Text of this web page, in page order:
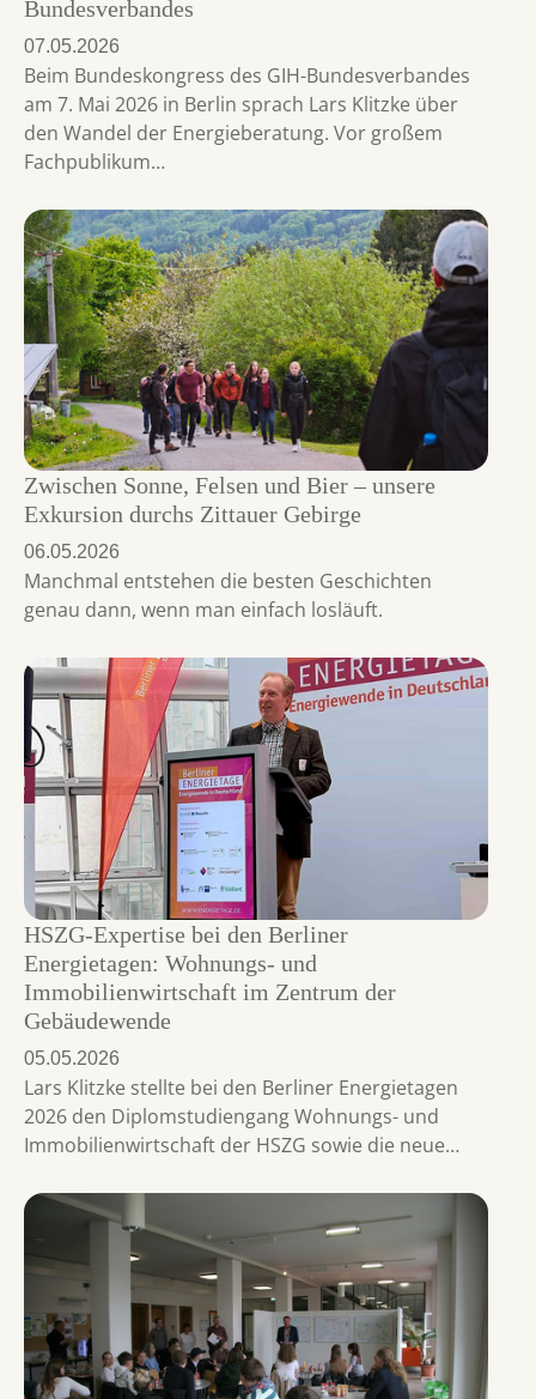
Bundesverbandes
07.05.2026
Beim Bundeskongress des GIH-Bundesverbandes
am 7. Mai 2026 in Berlin sprach Lars Klitzke über
den Wandel der Energieberatung. Vor großem
Fachpublikum…
Zwischen Sonne, Felsen und Bier – unsere
Exkursion durchs Zittauer Gebirge
06.05.2026
Manchmal entstehen die besten Geschichten
genau dann, wenn man einfach losläuft.
HSZG-Expertise bei den Berliner
Energietagen: Wohnungs- und
Immobilienwirtschaft im Zentrum der
Gebäudewende
05.05.2026
Lars Klitzke stellte bei den Berliner Energietagen
2026 den Diplomstudiengang Wohnungs- und
Immobilienwirtschaft der HSZG sowie die neue…